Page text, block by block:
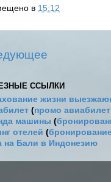
в 15:12
ССЫЛКИ
жизни
(промо
машины (
отелей (
на Бали в Индонезию